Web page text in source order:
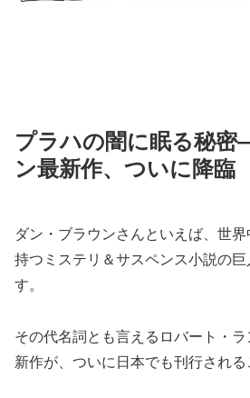
プラハの闇に眠る秘
ン最新作、ついに降臨
ダン・ブラウンさんといえば、世
持つミステリ＆サスペンス小説の巨
す。
その代名詞とも言えるロバート・
新作が、ついに日本でも刊行される